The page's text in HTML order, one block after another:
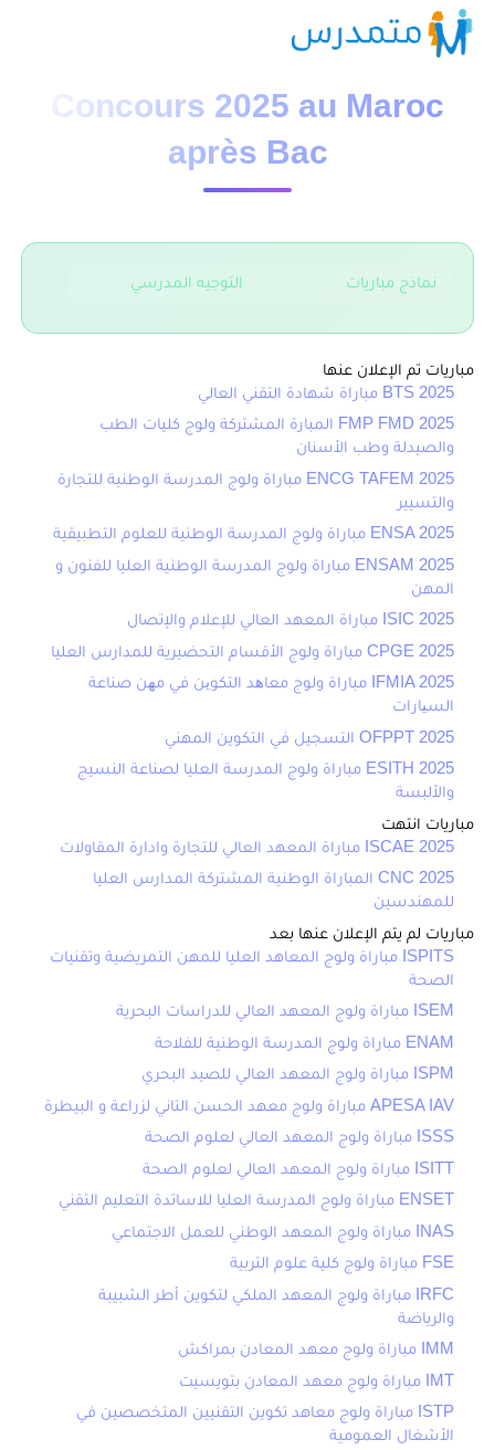
Concours 2025 au Maroc
après Bac
نماذج مباريات التوجيه المدرسي
مباريات تم الإعلان عنها
BTS 2025 مباراة شهادة التقني العالي
FMP FMD 2025 المبارة المشتركة ولوج كليات الطب
والصيدلة وطب الأسنان
ENCG TAFEM 2025 مباراة ولوج المدرسة الوطنية للتجارة
والتسيير
ENSA 2025 مباراة ولوج المدرسة الوطنية للعلوم التطبيقية
ENSAM 2025 مباراة ولوج المدرسة الوطنية العليا للفنون و
المهن
ISIC 2025 مباراة المعهد العالي للإعلام والإتصال
CPGE 2025 مباراة ولوج الأقسام التحضيرية للمدارس العليا
IFMIA 2025 مباراة ولوج معاھد التكوین في مھن صناعة
السیارات
OFPPT 2025 التسجيل في التكوين المهني
ESITH 2025 مباراة ولوج المدرسة العليا لصناعة النسيج
والألبسة
مباريات انتهت
ISCAE 2025 مباراة المعهد العالي للتجارة وادارة المقاولات
CNC 2025 المباراة الوطنية المشتركة المدارس العليا
للمهندسين
مباريات لم يتم الإعلان عنها بعد
ISPITS مباراة ولوج المعاهد العليا للمهن التمريضية وتقنيات
الصحة
ISEM مباراة ولوج المعهد العالي للدراسات البحرية
ENAM مباراة ولوج المدرسة الوطنية للفلاحة
ISPM مباراة ولوج المعهد العالي للصيد البحري
APESA IAV مباراة ولوج معهد الحسن التاني لزراعة و البيطرة
ISSS مباراة ولوج المعهد العالي لعلوم الصحة
ISITT مباراة ولوج المعهد العالي لعلوم الصحة
ENSET مباراة ولوج المدرسة العليا للاساتدة التعليم التقني
INAS مباراة ولوج المعهد الوطني للعمل الاجتماعي
FSE مباراة ولوج كلية علوم التربية
IRFC مباراة ولوج المعهد الملكي لتكوين أطر الشبيبة
والرياضة
IMM مباراة ولوج معهد المعادن بمراكش
IMT مباراة ولوج معهد المعادن بتويسيت
ISTP مباراة ولوج معاهد تكوين التقنيين المتخصصين في
الأشغال العمومية